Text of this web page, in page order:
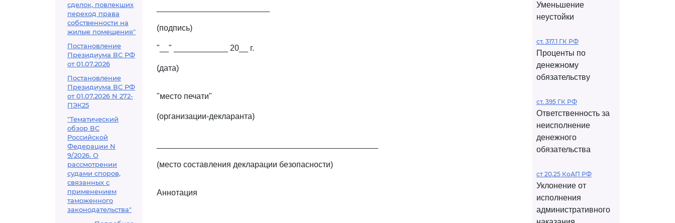
сделок, повлекших
переход права
собственности на
жилые помещения"
Постановление
Президиума ВС РФ
от 01.07.2026
Постановление
Президиума ВС РФ
от 01.07.2026 N 272-
ПЭК25
"Тематический
обзор ВС
Российской
Федерации N
9/2026. О
рассмотрении
судами споров,
связанных с
применением
таможенного
законодательства"
(подпись)
"__" ____________ 20__ г.
(дата)
"место печати"
(организации-декларанта)
(место составления декларации безопасности)
Аннотация
Уменьшение
неустойки
ст. 317.1 ГК РФ
Проценты по
денежному
обязательству
ст. 395 ГК РФ
Ответственность за
неисполнение
денежного
обязательства
ст 20.25 КоАП РФ
Уклонение от
исполнения
административного